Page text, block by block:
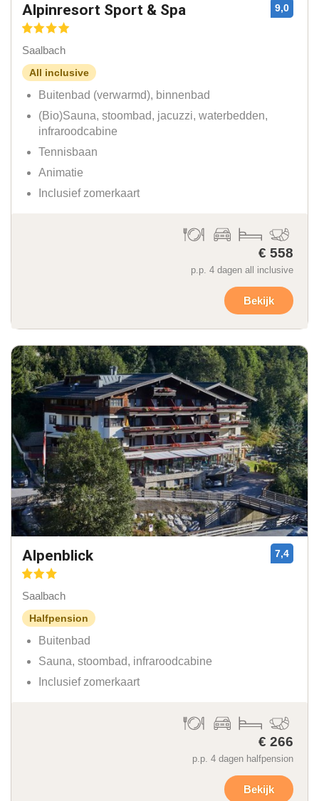
Alpinresort Sport & Spa
Saalbach
All inclusive
Buitenbad (verwarmd), binnenbad
(Bio)Sauna, stoombad, jacuzzi, waterbedden,
infraroodcabine
Tennisbaan
Animatie
Inclusief zomerkaart
9,0
€ 558
p.p. 4 dagen all inclusive
Bekijk
Alpenblick
Saalbach
Halfpension
Buitenbad
Sauna, stoombad, infraroodcabine
Inclusief zomerkaart
7,4
€ 266
p.p. 4 dagen halfpension
Bekijk